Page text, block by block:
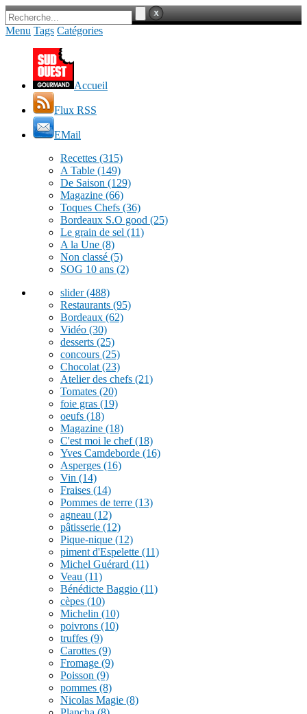
Menu Tags Catégories
Accueil
Flux RSS
EMail
Recettes (315)
A Table (149)
De Saison (129)
Magazine (66)
Toques Chefs (36)
Bordeaux S.O good (25)
Le grain de sel (11)
A la Une (8)
Non classé (5)
SOG 10 ans (2)
slider(488)
Restaurants (95)
Bordeaux (62)
Vidéo (30)
desserts (25)
concours (25)
Chocolat (23)
Atelier des chefs (21)
Tomates (20)
foie gras (19)
oeufs (18)
Magazine (18)
C'est moi le chef(18)
Yves Camdeborde (16)
Asperges (16)
Vin (14)
Fraises (14)
Pommes de terre (13)
agneau (12)
pâtisserie (12)
Pique-nique (12)
piment d'Espelette (11)
Michel Guérard (11)
Veau (11)
Bénédicte Baggio (11)
cèpes (10)
Michelin (10)
poivrons (10)
truffes (9)
Carottes (9)
Fromage (9)
Poisson (9)
pommes (8)
Nicolas Magie (8)